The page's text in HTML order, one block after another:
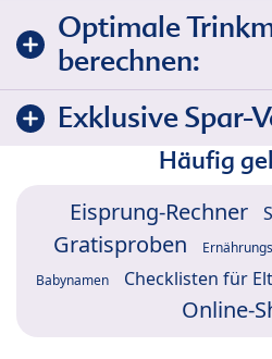
Optimale
berechnen:
Exklusive Spar-
Häufig
Eisprung-Rechner
Gratisproben
Babynamen Checklisten für
Online-